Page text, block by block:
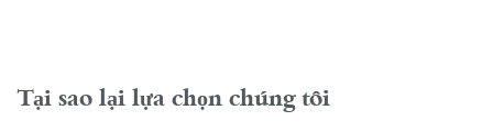
Tại sao lại lựa chọn chúng tôi